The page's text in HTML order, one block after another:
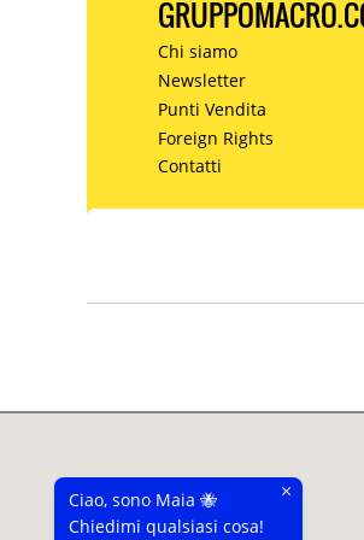
Chi siamo
Newsletter
Punti Vendita
Foreign Rights
Contatti
Ciao, sono Maia 🐝
Chiedimi qualsiasi cosa!
×